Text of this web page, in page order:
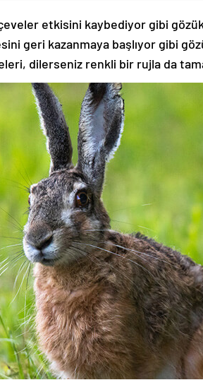
etkisini kaybediyor gibi
geri kazanmaya başlıyor gibi
dilerseniz renkli bir rujla da